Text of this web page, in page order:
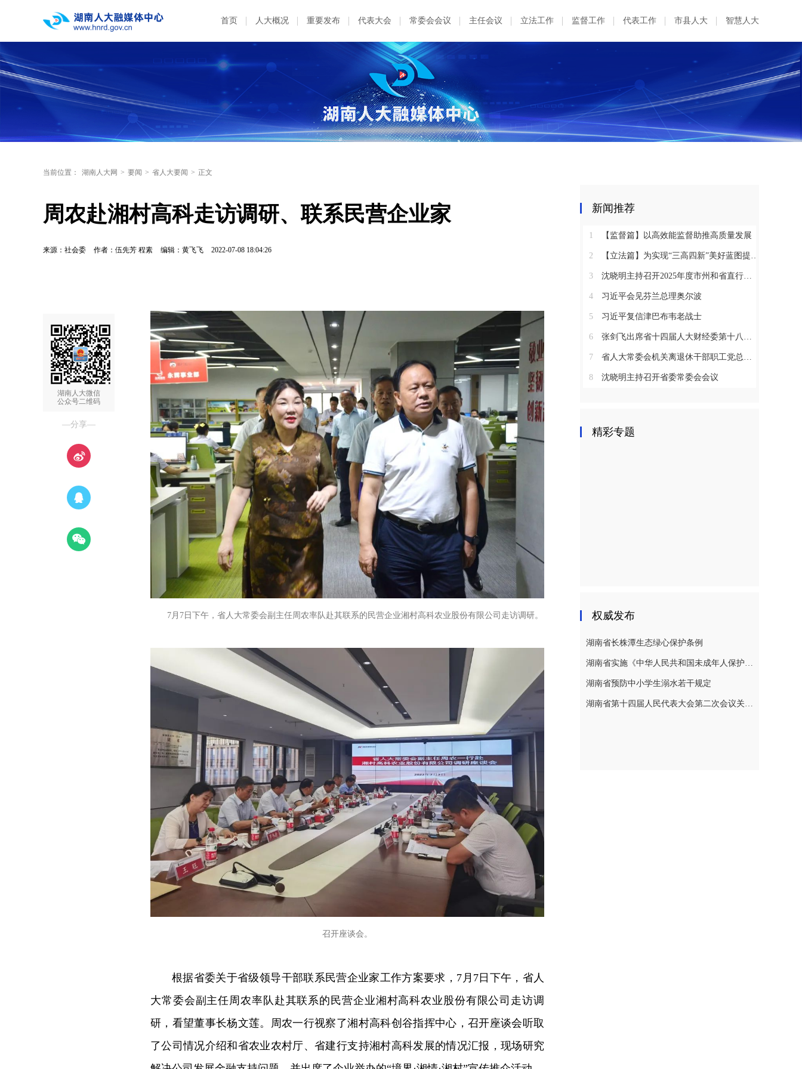
首页 人大概况 重要发布 代表大会 常委会会议 主任会议 立法工作 监督工作 代表工作 市县人大 智慧人大
当前位置： 湖南人大网 > 要闻 > 省人大要闻 > 正文
周农赴湘村高科走访调研、联系民营企业家
来源：社会委 作者：伍先芳 程素 编辑：黄飞飞 2022-07-08 18:04:26
湖南人大微信
公众号二维码
—分享—
7月7日下午，省人大常委会副主任周农率队赴其联系的民营企业湘村高科农业股份有限公司走访调研。
召开座谈会。
根据省委关于省级领导干部联系民营企业家工作方案要求，7月7日下午，省人
大常委会副主任周农率队赴其联系的民营企业湘村高科农业股份有限公司走访调
研，看望董事长杨文莲。周农一行视察了湘村高科创谷指挥中心，召开座谈会听取
了公司情况介绍和省农业农村厅、省建行支持湘村高科发展的情况汇报，现场研究
新闻推荐
1 【监督篇】以高效能监督助推高质量发展
2 【立法篇】为实现“三高四新”美好蓝图提供坚实法治保障
3 沈晓明主持召开2025年度市州和省直行业系统党（工）委书记抓基层党建工作述职评议会议
4 习近平会见芬兰总理奥尔波
5 习近平复信津巴布韦老战士
6 张剑飞出席省十四届人大财经委第十八次全体会议
7 省人大常委会机关离退休干部职工党总支召开2025年度总结表彰大会
8 沈晓明主持召开省委常委会会议
精彩专题
权威发布
湖南省长株潭生态绿心保护条例
湖南省实施《中华人民共和国未成年人保护法》若干规定
湖南省预防中小学生溺水若干规定
湖南省第十四届人民代表大会第二次会议关于湖南省人民代表大会常务委员会工作报告的决议